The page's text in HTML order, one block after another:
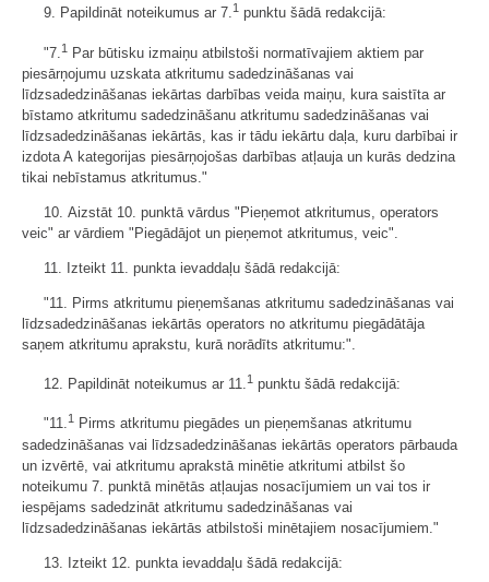
9. Papildināt noteikumus ar 7.1 punktu šādā redakcijā:
"7. 1
Par būtisku izmaiņu atbilstoši normatīvajiem aktiem par
piesārņojumu uzskata atkritumu sadedzināšanas vai
līdzsadedzināšanas iekārtas darbības veida maiņu, kura saistīta ar
bīstamo atkritumu sadedzināšanu atkritumu sadedzināšanas vai
līdzsadedzināšanas iekārtās, kas ir tādu iekārtu daļa, kuru darbībai ir
izdota A kategorijas piesārņojošas darbības atļauja un kurās dedzina
tikai nebīstamus atkritumus."
10. Aizstāt 10. punktā vārdus "Pieņemot atkritumus, operators
veic" ar vārdiem "Piegādājot un pieņemot atkritumus, veic".
11. Izteikt 11. punkta ievaddaļu šādā redakcijā:
"11. Pirms atkritumu pieņemšanas atkritumu sadedzināšanas vai
līdzsadedzināšanas iekārtās operators no atkritumu piegādātāja
saņem atkritumu aprakstu, kurā norādīts atkritumu:".
12. Papildināt noteikumus ar 11.1 punktu šādā redakcijā:
"11.1
Pirms atkritumu piegādes un pieņemšanas atkritumu
sadedzināšanas vai līdzsadedzināšanas iekārtās operators pārbauda
un izvērtē, vai atkritumu aprakstā minētie atkritumi atbilst šo
noteikumu 7. punktā minētās atļaujas nosacījumiem un vai tos ir
iespējams sadedzināt atkritumu sadedzināšanas vai
līdzsadedzināšanas iekārtās atbilstoši minētajiem nosacījumiem."
13. Izteikt 12. punkta ievaddaļu šādā redakcijā: